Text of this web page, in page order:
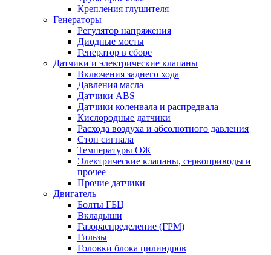
Крепления глушителя
Генераторы
Регулятор напряжения
Диодные мосты
Генератор в сборе
Датчики и электрические клапаны
Включения заднего хода
Давления масла
Датчики ABS
Датчики коленвала и распредвала
Кислородные датчики
Расхода воздуха и абсолютного давления
Стоп сигнала
Температуры ОЖ
Электрические клапаны, сервоприводы и
прочее
Прочие датчики
Двигатель
Болты ГБЦ
Вкладыши
Газораспределение (ГРМ)
Гильзы
Головки блока цилиндров